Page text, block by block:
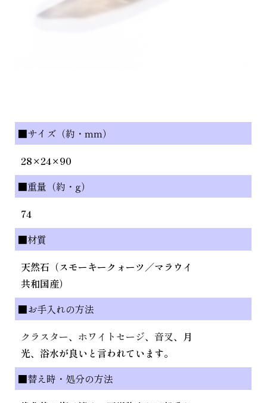
■サイズ（約・mm）
28×24×90
■重量（約・g）
74
■材質
天然石（スモーキークォーツ／マラウイ
共和国産）
■お手入れの方法
クラスター、 ホワイトセージ、 音叉、月
光、浴水が良いと言われています。
■替え時・処分の方法